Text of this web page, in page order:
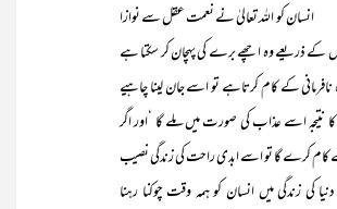
کو اللہ تعالیٰ نے نعمت عقل سے نوازا
ذریعے وہ اچھے برے کی پہچان کر سکتا ہے
نافرمانی کے کام کرتاہے تو اسے جان لینا چاہیے
نتیجہ اسے عذاب کی صورت میں ملے گا ‘اور اگر
کام کرے گا تو اسے ابدی راحت کی زندگی نصیب
کی زندگی میں انسان کو ہمہ وقت چوکنا رہنا